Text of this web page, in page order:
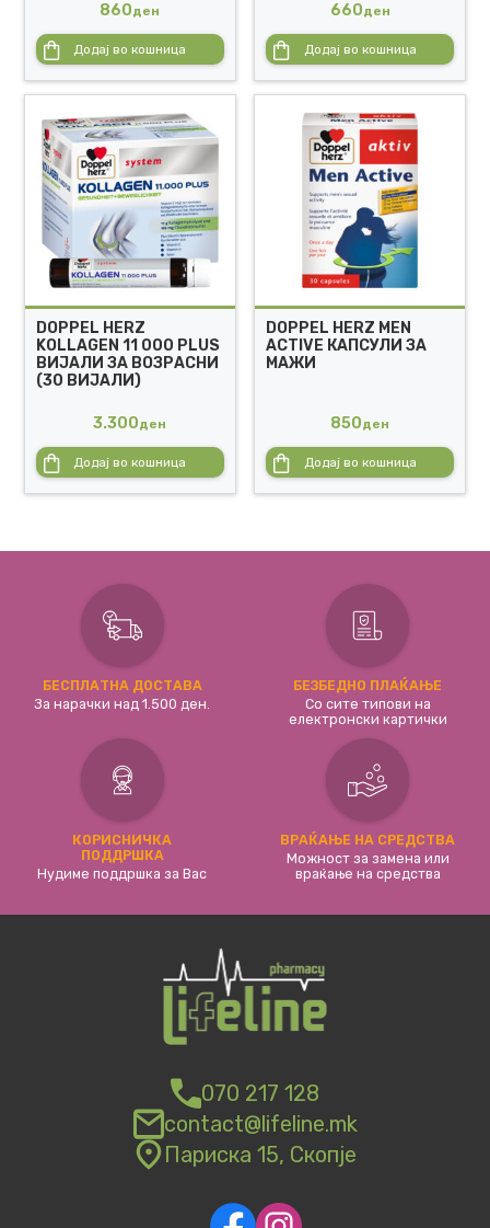
860ден
Додај во кошница
660ден
Додај во кошница
DOPPEL HERZ
KOLLAGEN 11 000 PLUS
ВИЈАЛИ ЗА ВОЗРАСНИ
(30 ВИЈАЛИ)
3.300ден
Додај во кошница
DOPPEL HERZ MEN
ACTIVE КАПСУЛИ ЗА
МАЖИ
850ден
Додај во кошница
БЕСПЛАТНА ДОСТАВА
За нарачки над 1.500 ден.
БЕЗБЕДНО ПЛАЌАЊЕ
Со сите типови на
електронски картички
КОРИСНИЧКА
ПОДДРШКА
Нудиме поддршка за Вас
ВРАЌАЊЕ НА СРЕДСТВА
Можност за замена или
враќање на средства
070 217 128
contact@lifeline.mk
Париска 15, Скопје